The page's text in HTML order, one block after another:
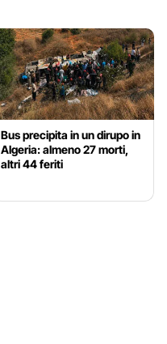
Bus precipita in un dirupo in
Algeria: almeno 27 morti,
altri 44 feriti